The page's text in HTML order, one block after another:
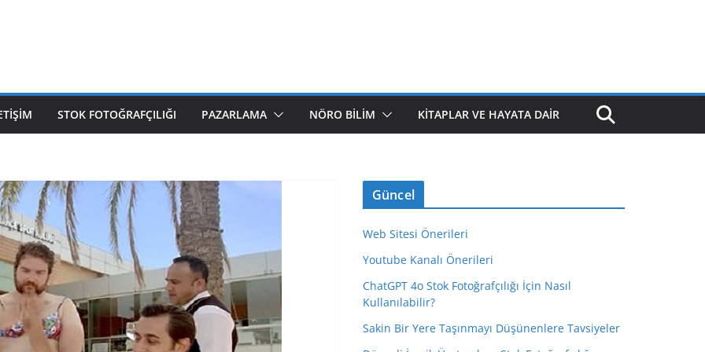
STOK FOTOĞRAFÇILIĞI PAZARLAMA NÖRO BILIM KITAPLAR VE HAYATA DAIR
Güncel
Web Sitesi Önerileri
Youtube Kanalı Önerileri
ChatGPT 4o Stok Fotoğrafçılığı İçin Nasıl
Kullanılabilir?
Sakin Bir Yere Taşınmayı Düşünenlere Tavsiyeler